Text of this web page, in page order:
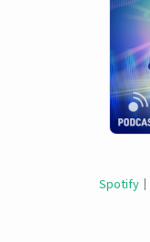
Spotify ｜